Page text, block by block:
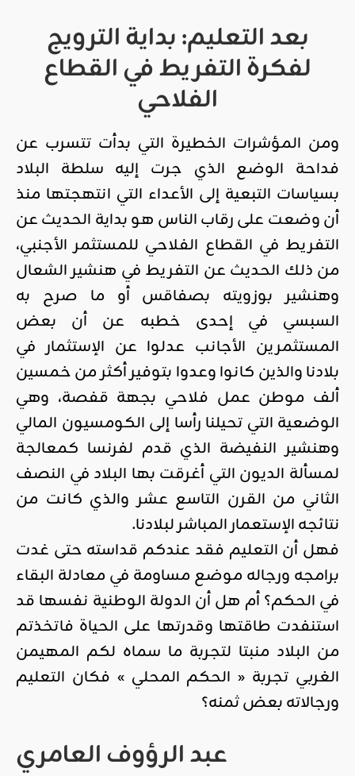
بعد التعليم: بداية الترويج
لفكرة التفريط في القطاع
الفلاحي
ومن المؤشرات الخطيرة التي بدأت تتسرب عن
فداحة الوضع الذي جرت إليه سلطة البلاد
بسياسات التبعية إلى الأعداء التي انتهجتها منذ
أن وضعت على رقاب الناس هو بداية الحديث عن
التفريط في القطاع الفلاحي للمستثمر الأجنبي،
من ذلك الحديث عن التفريط في هنشير الشعال
وهنشير بوزويته بصفاقس أو ما صرح به
السبسي في إحدى خطبه عن أن بعض
المستثمرين الأجانب عدلوا عن الإستثمار في
بلادنا والذين كانوا وعدوا بتوفير أكثر من خمسين
ألف موطن عمل فلاحي بجهة قفصة، وهي
الوضعية التي تحيلنا رأسا إلى الكومسيون المالي
وهنشير النفيضة الذي قدم لفرنسا كمعالجة
لمسألة الديون التي أغرقت بها البلاد في النصف
الثاني من القرن التاسع عشر والذي كانت من
نتائجه الإستعمار المباشر لبلادنا.
فهل أن التعليم فقد عندكم قداسته حتى غدت
برامجه ورجاله موضع مساومة في معادلة البقاء
في الحكم؟ أم هل أن الدولة الوطنية نفسها قد
استنفدت طاقتها وقدرتها على الحياة فاتخذتم
من البلاد منبتا لتجربة ما سماه لكم المهيمن
الغربي تجربة « الحكم المحلي » فكان التعليم
ورجالاته بعض ثمنه؟
عبد الرؤوف العامري